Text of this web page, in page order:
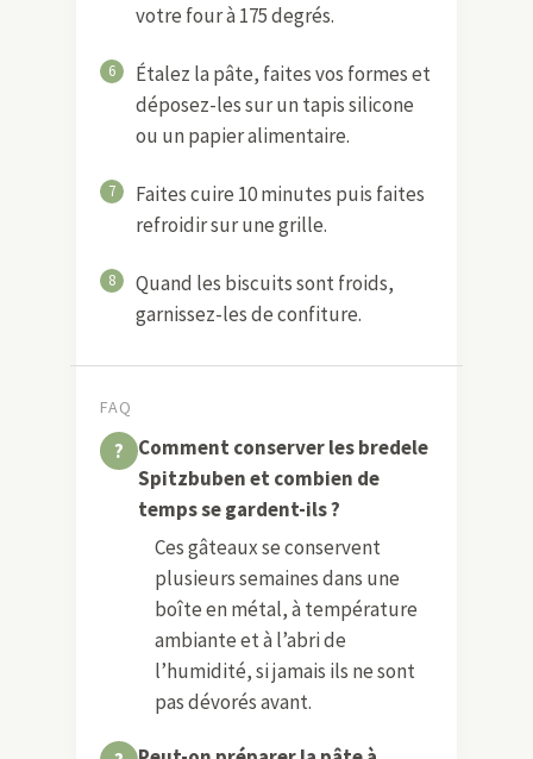
votre four à 175 degrés.
6
Étalez la pâte, faites vos formes et
déposez-les sur un tapis silicone
ou un papier alimentaire.
7
Faites cuire 10 minutes puis faites
refroidir sur une grille.
8
Quand les biscuits sont froids,
garnissez-les de confiture.
FAQ
Comment conserver les bredele
Spitzbuben et combien de
temps se gardent-ils ?
Ces gâteaux se conservent
plusieurs semaines dans une
boîte en métal, à température
ambiante et à l’abri de
l’humidité, si jamais ils ne sont
pas dévorés avant.